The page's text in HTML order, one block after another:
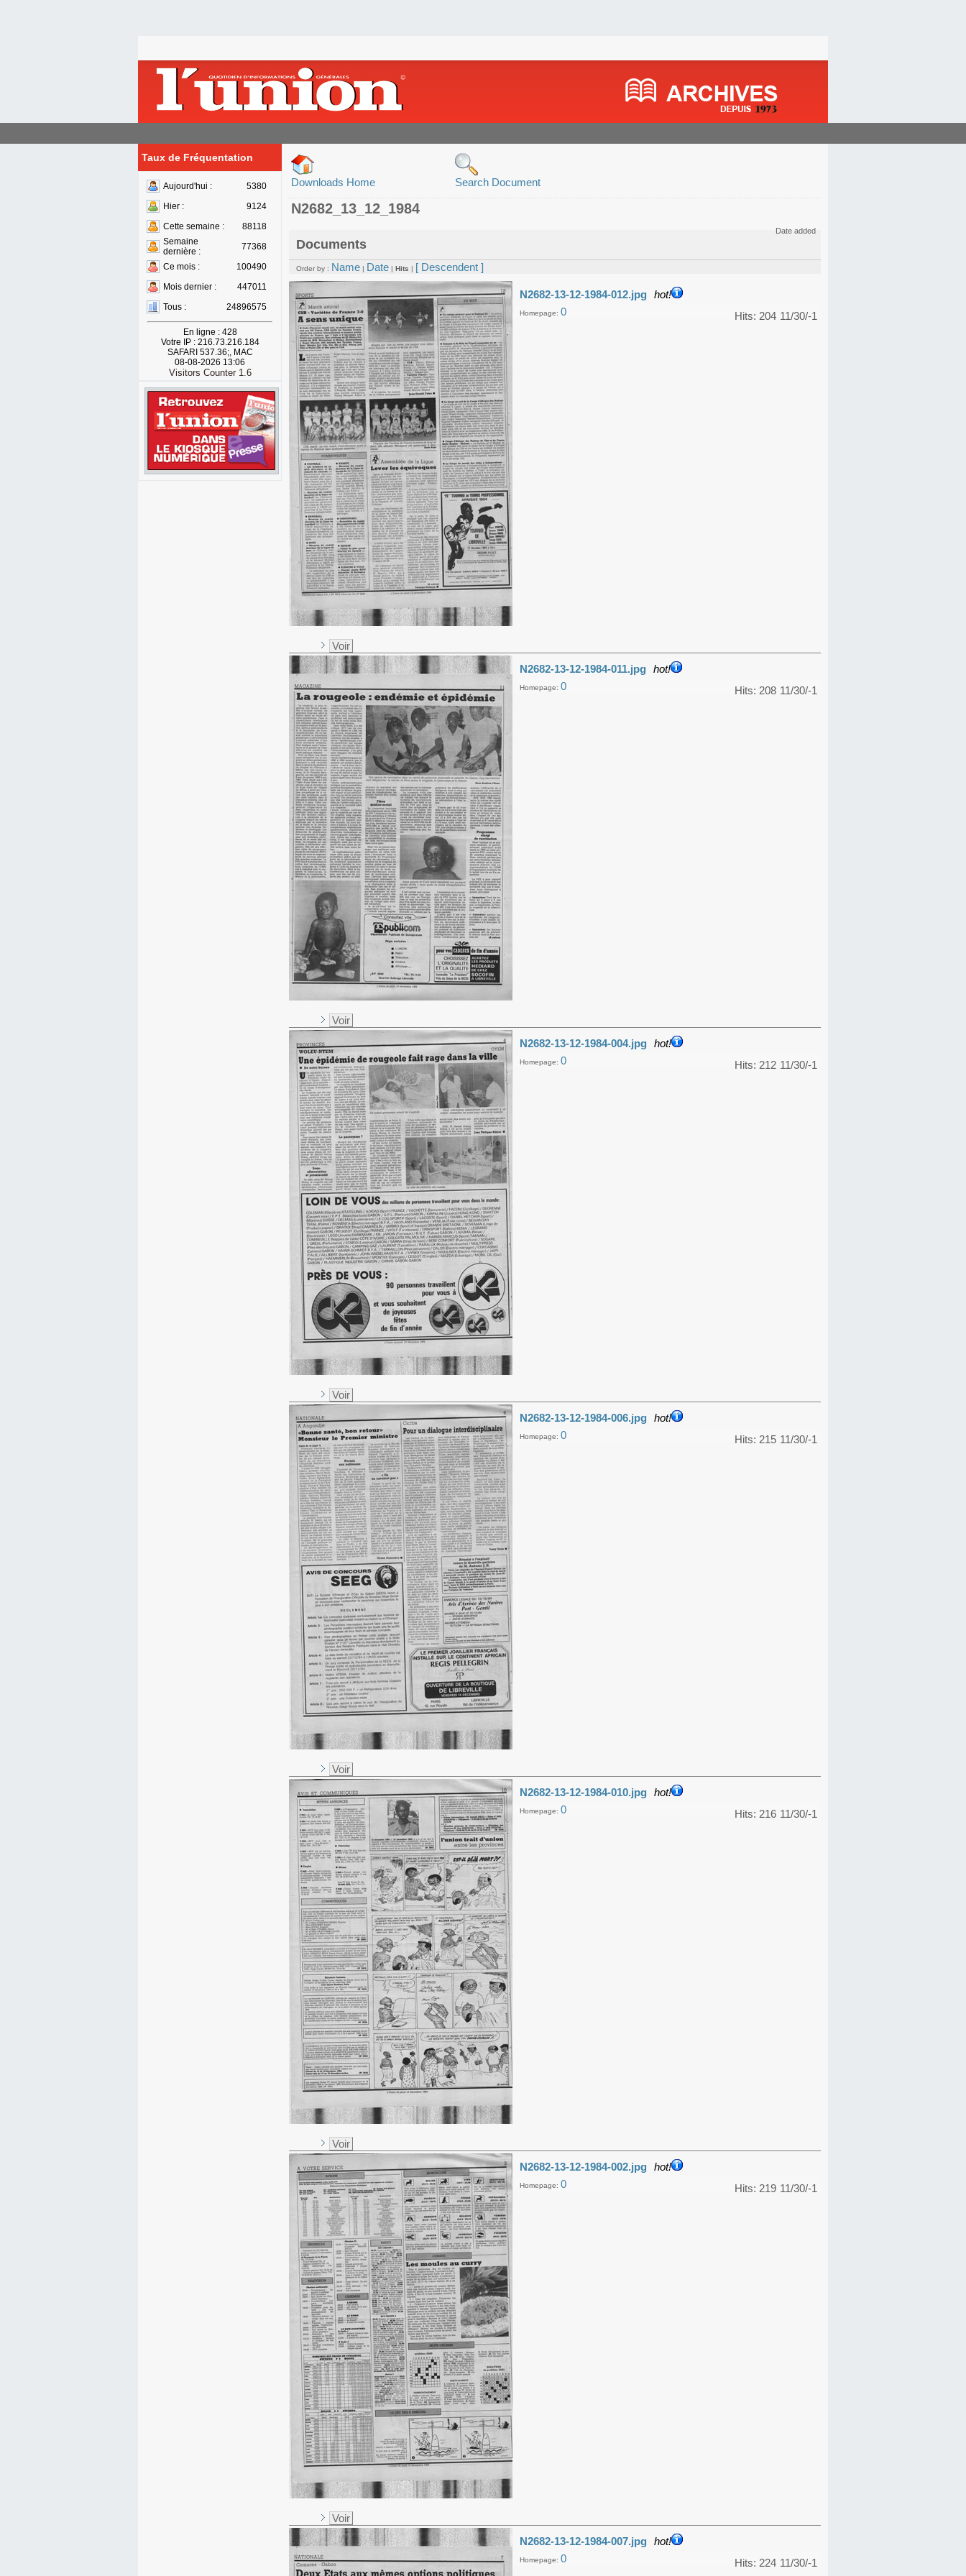
Taux de Fréquentation
Aujourd'hui :
5380
Hier :
9124
Cette semaine :
88118
Semaine
dernière :
77368
Ce mois :
100490
Mois dernier :
447011
Tous :
24896575
En ligne : 428
Votre IP : 216.73.216.184
SAFARI 537.36;, MAC
08-08-2026 13:06
Visitors Counter 1.6
Downloads Home Search Document
N2682_13_12_1984
Documents
Date added
Order by : Name | Date | Hits | [ Descendent ]
N2682-13-12-1984-012.jpg hot!
11/30/-1
Hits: 204
Homepage: 0
Voir
N2682-13-12-1984-011.jpg hot!
11/30/-1
Hits: 208
Homepage: 0
Voir
N2682-13-12-1984-004.jpg hot!
11/30/-1
Hits: 212
Homepage: 0
Voir
N2682-13-12-1984-006.jpg hot!
11/30/-1
Hits: 215
Homepage: 0
Voir
N2682-13-12-1984-010.jpg hot!
11/30/-1
Hits: 216
Homepage: 0
Voir
N2682-13-12-1984-002.jpg hot!
11/30/-1
Hits: 219
Homepage: 0
Voir
N2682-13-12-1984-007.jpg hot!
11/30/-1
Hits: 224
Homepage: 0